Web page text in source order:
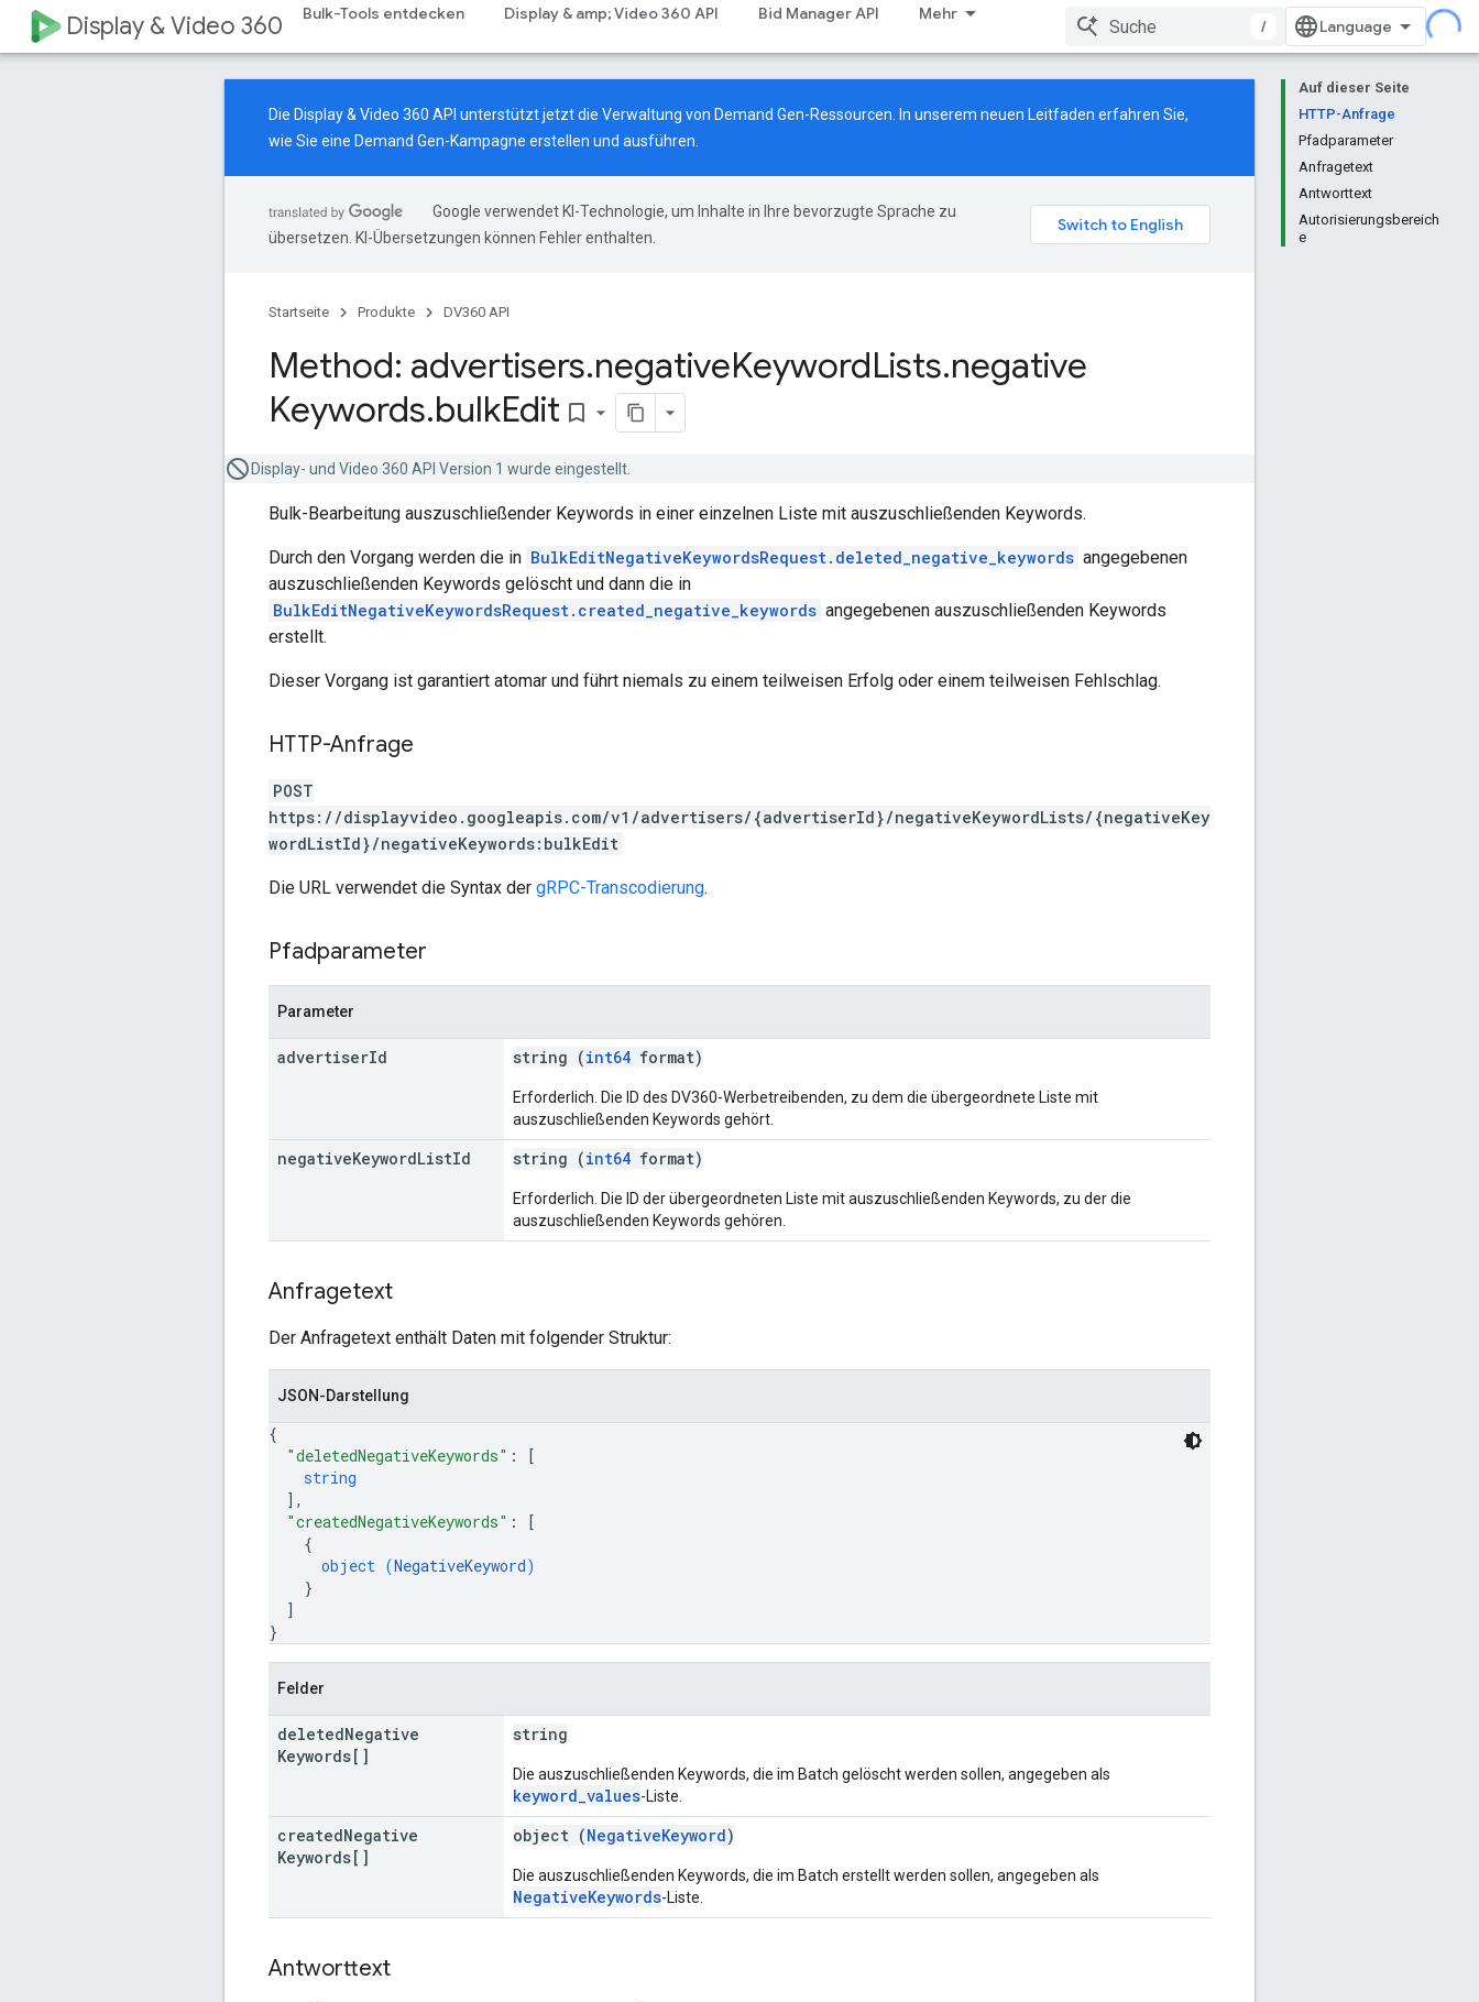
Display & Video 360 Bulk-Tools entdecken Display & amp; Video 360 API Bid Manager API Mehr
/
Auf dieser Seite
HTTP-Anfrage
Pfadparameter
Anfragetext
Antworttext
Autorisierungsbereich
e
Die Display & Video 360 API unterstützt jetzt die Verwaltung von Demand Gen-Ressourcen. In unserem neuen Leitfaden erfahren Sie,
wie Sie eine Demand Gen-Kampagne erstellen und ausführen.
Google verwendet KI-Technologie, um Inhalte in Ihre bevorzugte Sprache zu
übersetzen. KI-Übersetzungen können Fehler enthalten.
Startseite Produkte DV360 API
Method: advertisers.negativeKeywordLists.negative
Keywords.bulkEdit bookmark_border
Display- und Video 360 API Version 1 wurde eingestellt.
Bulk-Bearbeitung auszuschließender Keywords in einer einzelnen Liste mit auszuschließenden Keywords.
Durch den Vorgang werden die in BulkEditNegativeKeywordsRequest.deleted_negative_keywords angegebenen
auszuschließenden Keywords gelöscht und dann die in
BulkEditNegativeKeywordsRequest.created_negative_keywords angegebenen auszuschließenden Keywords
erstellt.
Dieser Vorgang ist garantiert atomar und führt niemals zu einem teilweisen Erfolg oder einem teilweisen Fehlschlag.
HTTP-Anfrage
POST
https://displayvideo.googleapis.com/v1/advertisers/{advertiserId}/negativeKeywordLists/{negativeKey
wordListId}/negativeKeywords:bulkEdit
Die URL verwendet die Syntax der gRPC-Transcodierung.
Pfadparameter
Parameter
advertiserId string (int64 format)
Erforderlich. Die ID des DV360-Werbetreibenden, zu dem die übergeordnete Liste mit
auszuschließenden Keywords gehört.
negativeKeywordListId string (int64 format)
Erforderlich. Die ID der übergeordneten Liste mit auszuschließenden Keywords, zu der die
auszuschließenden Keywords gehören.
Anfragetext
Der Anfragetext enthält Daten mit folgender Struktur:
JSON-Darstellung
{
"deletedNegativeKeywords" :
[
string
] ,
"createdNegativeKeywords" :
[
{
object (NegativeKeyword)
}
]
}
Felder
deletedNegative
Keywords[]
string
Die auszuschließenden Keywords, die im Batch gelöscht werden sollen, angegeben als
keyword_values-Liste.
createdNegative
Keywords[]
object (NegativeKeyword)
Die auszuschließenden Keywords, die im Batch erstellt werden sollen, angegeben als
NegativeKeywords-Liste.
Antworttext